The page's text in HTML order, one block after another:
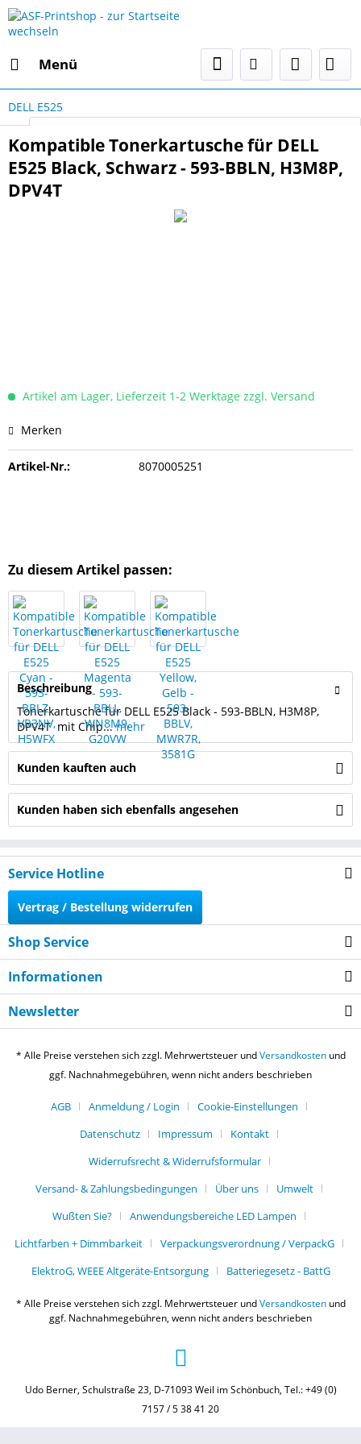
Menü
Select Language
DELL E525
Kompatible Tonerkartusche für DELL
E525 Black, Schwarz - 593-BBLN, H3M8P,
DPV4T
Artikel am Lager, Lieferzeit 1-2 Werktage zzgl. Versand
Merken
Artikel-Nr.: 8070005251
Zu diesem Artikel passen:
Beschreibung
Tonerkartusche für DELL E525 Black - 593-BBLN, H3M8P,
DPV4T mit Chip...mehr
Kunden kauften auch
Kunden haben sich ebenfalls angesehen
Service Hotline
Vertrag / Bestellung widerrufen
Shop Service
Informationen
Newsletter
* Alle Preise verstehen sich zzgl. Mehrwertsteuer undVersandkostenund
ggf. Nachnahmegebühren, wenn nicht anders beschrieben
AGB Anmeldung / Login
Cookie-Einstellungen
Datenschutz
Impressum
Kontakt
Widerrufsrecht & Widerrufsformular
Versand- & Zahlungsbedingungen
Über uns
Umwelt
Wußten Sie?
Anwendungsbereiche LED Lampen
Lichtfarben + Dimmbarkeit
Verpackungsverordnung / VerpackG
ElektroG, WEEE Altgeräte-Entsorgung
Batteriegesetz - BattG
* Alle Preise verstehen sich zzgl. Mehrwertsteuer undVersandkostenund
ggf. Nachnahmegebühren, wenn nicht anders beschrieben
Udo Berner, Schulstraße 23, D-71093 Weil im Schönbuch, Tel.: +49 (0)
7157 / 5 38 41 20